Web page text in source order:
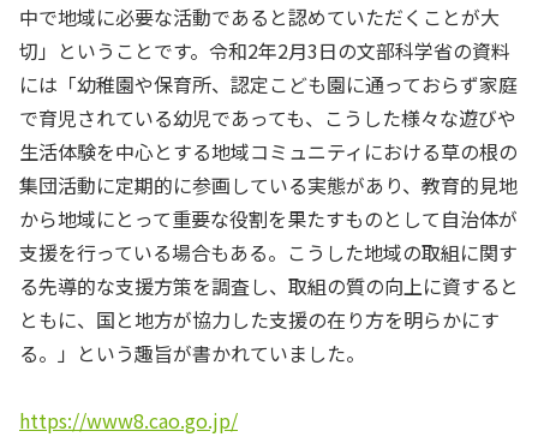
中で地域に必要な活動であると認めていただくことが大
切」ということです。令和2年2月3日の文部科学省の資料
には「幼稚園や保育所、認定こども園に通っておらず家庭
で育児されている幼児であっても、こうした様々な遊びや
生活体験を中心とする地域コミュニティにおける草の根の
集団活動に定期的に参画している実態があり、教育的見地
から地域にとって重要な役割を果たすものとして自治体が
支援を行っている場合もある。こうした地域の取組に関す
る先導的な支援方策を調査し、取組の質の向上に資すると
ともに、国と地方が協力した支援の在り方を明らかにす
る。」という趣旨が書かれていました。
https://www8.cao.go.jp/